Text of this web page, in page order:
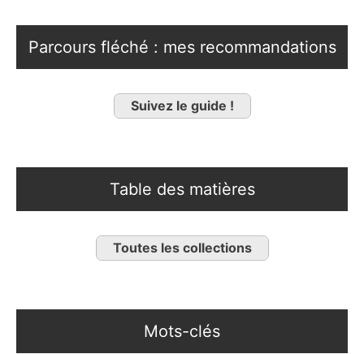
Parcours fléché : mes recommandations
Suivez le guide !
Table des matières
Toutes les collections
Mots-clés